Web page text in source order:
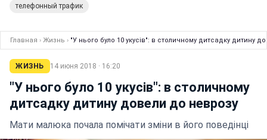
телефонный трафик
Главная › Жизнь › "У нього було 10 укусів": в столичному дитсадку дитину
ЖИЗНЬ 14 июня 2018 · 16:20
"У нього було 10 укусів": в столичному
дитсадку дитину довели до неврозу
Мати малюка почала помічати зміни в його поведінці